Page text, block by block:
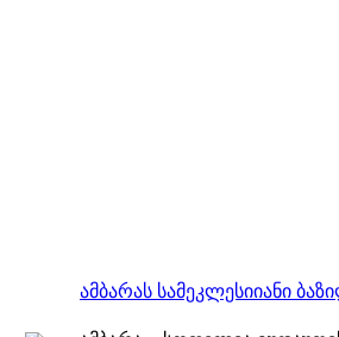
ამბარას სამეკლესიიანი